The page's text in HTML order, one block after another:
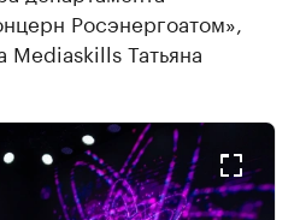
Росэнергоатом»,
Mediaskills Татьяна